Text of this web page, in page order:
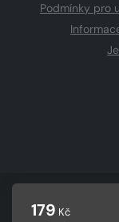
179 Kč
Podmínky pro